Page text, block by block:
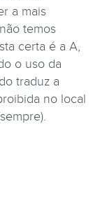
a mais
temos
certa é a A,
o uso da
traduz a
no local